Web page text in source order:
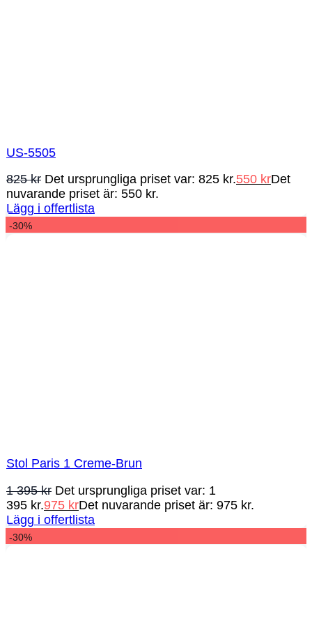
US-5505
825kr Det ursprungliga priset var: 825 kr.550 krDet
nuvarande priset är: 550 kr.
Lägg i offertlista
-30%
Stol Paris 1 Creme-Brun
1 395kr Det ursprungliga priset var: 1
395 kr.975 krDet nuvarande priset är: 975 kr.
Lägg i offertlista
-30%